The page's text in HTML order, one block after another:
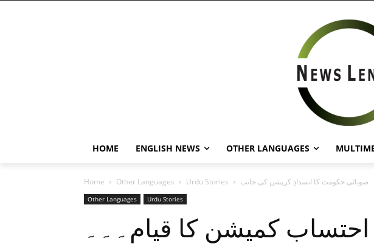
HOME ENGLISH NEWS OTHER LANGUAGES
Home Other Languages Urdu Stories
Other Languages Urdu Stories
احتساب کمیشن کا قیام۔۔۔